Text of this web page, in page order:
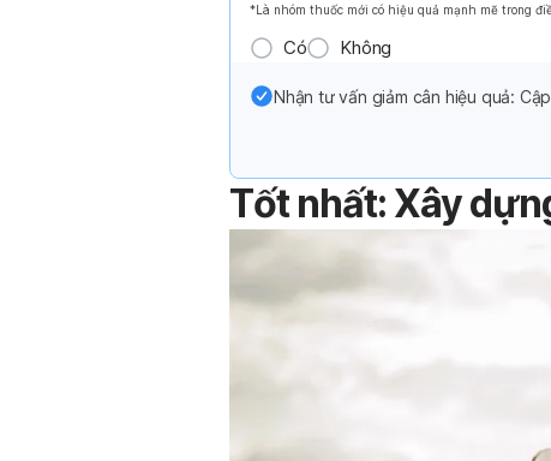
*Là nhóm thuốc mới có hiệu quả mạnh mẽ trong
Có Không
Nhận tư vấn giảm cân hiệu quả:
Tốt nhất: Xây